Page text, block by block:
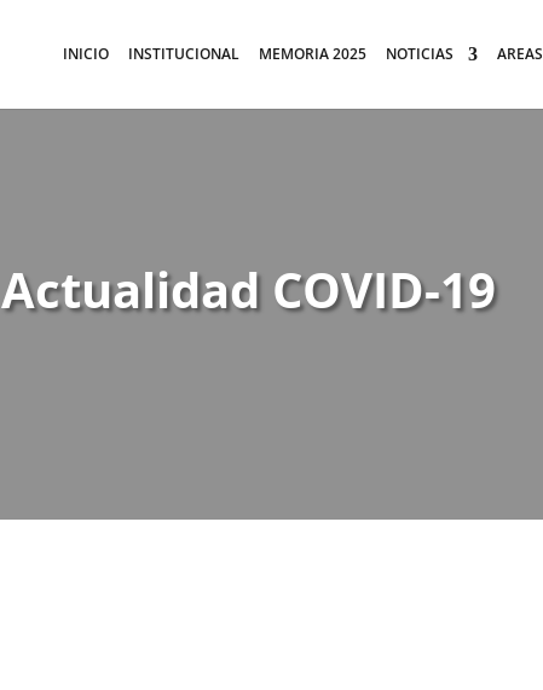
INICIO INSTITUCIONAL MEMORIA 2025 NOTICIAS AREAS
Actualidad COVID-19